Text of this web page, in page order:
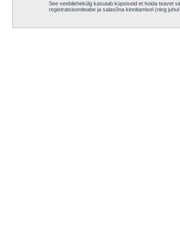
See veebilehekülg kasutab küpsiseid et hoida teavet
registratsiooniteabe ja salasõna kinnitamisel (ning